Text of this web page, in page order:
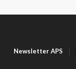
Newsletter APS